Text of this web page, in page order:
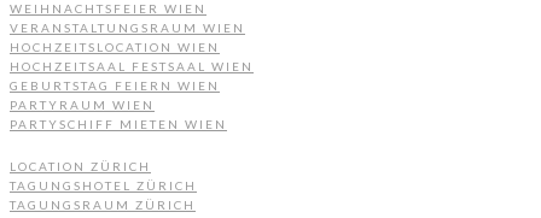
WEIHNACHTSFEIER WIEN
VERANSTALTUNGSRAUM WIEN
HOCHZEITSLOCATION WIEN
HOCHZEITSAAL FESTSAAL WIEN
GEBURTSTAG FEIERN WIEN
PARTYRAUM WIEN
PARTYSCHIFF MIETEN WIEN
LOCATION ZÜRICH
TAGUNGSHOTEL ZÜRICH
TAGUNGSRAUM ZÜRICH